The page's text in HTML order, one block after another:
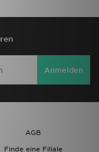
Anmelden
AGB
Finde eine Filiale